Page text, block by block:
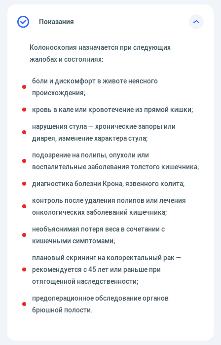
Показания
Колоноскопия назначается при следующих
жалобах и состояниях:
боли и дискомфорт в животе неясного
происхождения;
кровь в кале или кровотечение из прямой кишки;
нарушения стула — хронические запоры или
диарея, изменение характера стула;
подозрение на полипы, опухоли или
воспалительные заболевания толстого кишечника;
диагностика болезни Крона, язвенного колита;
контроль после удаления полипов или лечения
онкологических заболеваний кишечника;
необъяснимая потеря веса в сочетании с
кишечными симптомами;
плановый скрининг на колоректальный рак —
рекомендуется с 45 лет или раньше при
отягощенной наследственности;
предоперационное обследование органов
брюшной полости.